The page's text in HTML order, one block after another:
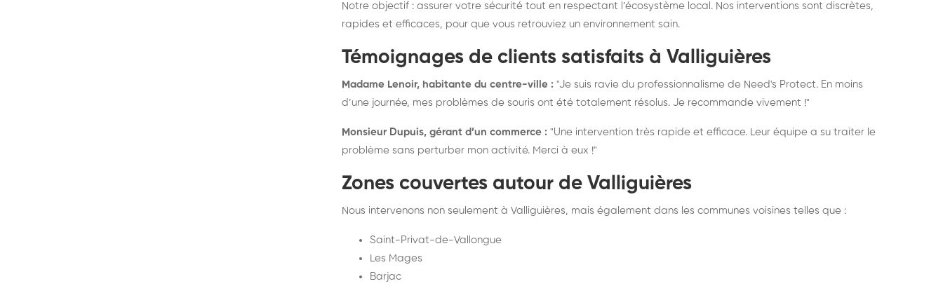
Notre objectif : assurer votre sécurité tout en respectant l’écosystème local. Nos interventions sont discrètes,
rapides et efficaces, pour que vous retrouviez un environnement sain.
Témoignages de clients satisfaits à Valliguières
Madame Lenoir, habitante du centre-ville : "Je suis ravie du professionnalisme de Need's Protect. En moins
d’une journée, mes problèmes de souris ont été totalement résolus. Je recommande vivement !"
Monsieur Dupuis, gérant d’un commerce : "Une intervention très rapide et efficace. Leur équipe a su traiter le
problème sans perturber mon activité. Merci à eux !"
Zones couvertes autour de Valliguières
Nous intervenons non seulement à Valliguières, mais également dans les communes voisines telles que :
Saint-Privat-de-Vallongue
Les Mages
Barjac